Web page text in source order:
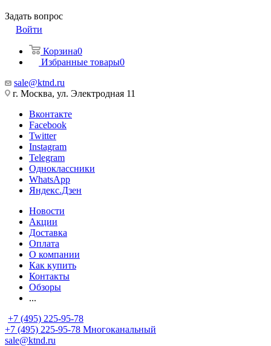
Задать вопрос
Войти
Корзина0
Избранные товары0
sale@ktnd.ru
г. Москва, ул. Электродная 11
Вконтакте
Facebook
Twitter
Instagram
Telegram
Одноклассники
WhatsApp
Яндекс.Дзен
Новости
Акции
Доставка
Оплата
О компании
Как купить
Контакты
Обзоры
...
+7 (495) 225-95-78
+7 (495) 225-95-78 Многоканальный
sale@ktnd.ru